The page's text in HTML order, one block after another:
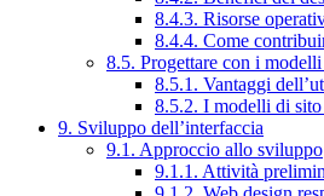
8.4.3. Risorse
8.4.4. Come
8.5. Progettare con i
8.5.1. Vantaggi
8.5.2. I modelli di
9. Sviluppo dell’interfaccia
9.1. Approccio allo sviluppo
9.1.1. Attività